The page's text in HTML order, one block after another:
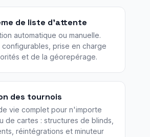
de liste d'attente
automatique ou manuelle.
configurables, prise en charge
et de la géorepérage.
des tournois
vie complet pour n'importe
de cartes : structures de blinds,
réintégrations et minuteur